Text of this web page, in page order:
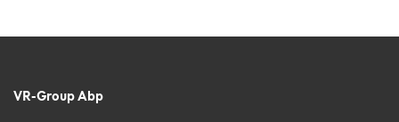
VR-Group Abp